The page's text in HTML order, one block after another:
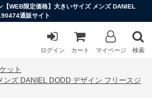
WEB限定価格】大きいサイズ メンズ DANIEL
通販サイト
ログイン カート マイページ 検索
ット
ンズ DANIEL DODD デザイン フリースジ